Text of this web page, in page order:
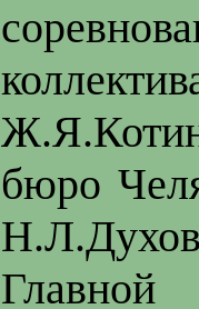
бюро
Главной